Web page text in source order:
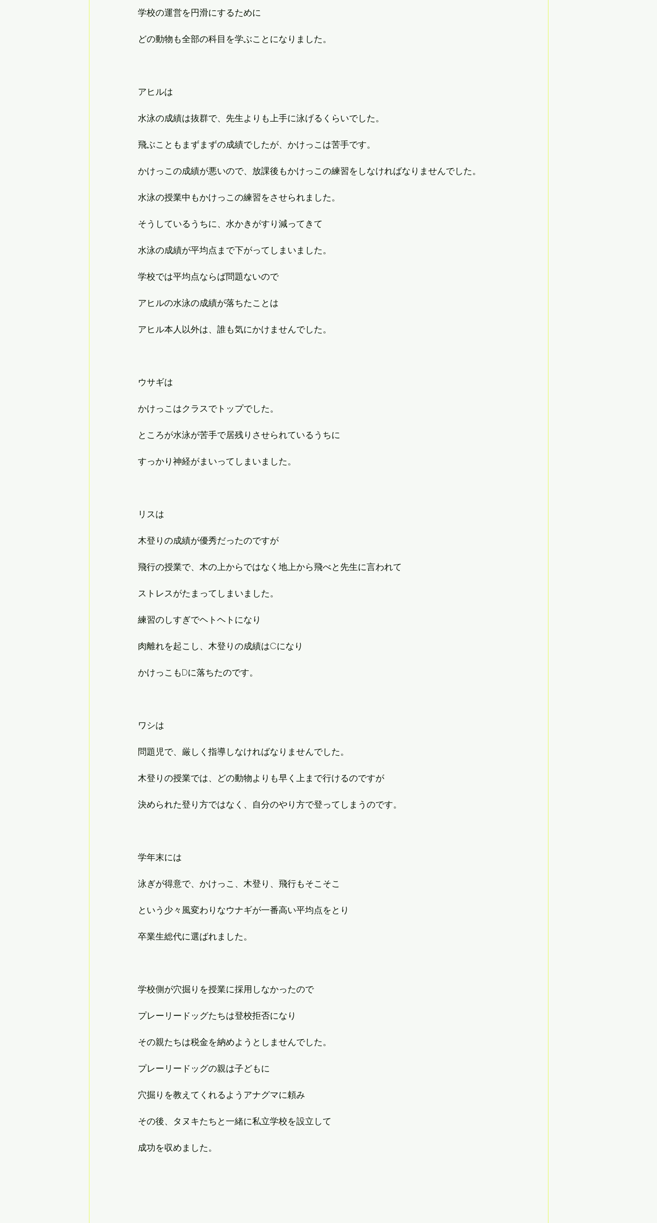
学校の運営を円滑にするために
どの動物も全部の科目を学ぶことになりました。
アヒルは
水泳の成績は抜群で、先生よりも上手に泳げるくらいでした。
飛ぶこともまずまずの成績でしたが、かけっこは苦手です。
かけっこの成績が悪いので、放課後もかけっこの練習をしなければなりませんでした。
水泳の授業中もかけっこの練習をさせられました。
そうしているうちに、水かきがすり減ってきて
水泳の成績が平均点まで下がってしまいました。
学校では平均点ならば問題ないので
アヒルの水泳の成績が落ちたことは
アヒル本人以外は、誰も気にかけませんでした。
ウサギは
かけっこはクラスでトップでした。
ところが水泳が苦手で居残りさせられているうちに
すっかり神経がまいってしまいました。
リスは
木登りの成績が優秀だったのですが
飛行の授業で、木の上からではなく地上から飛べと先生に言われて
ストレスがたまってしまいました。
練習のしすぎでヘトヘトになり
肉離れを起こし、木登りの成績はCになり
かけっこもDに落ちたのです。
ワシは
問題児で、厳しく指導しなければなりませんでした。
木登りの授業では、どの動物よりも早く上まで行けるのですが
決められた登り方ではなく、自分のやり方で登ってしまうのです。
学年末には
泳ぎが得意で、かけっこ、木登り、飛行もそこそこ
という少々風変わりなウナギが一番高い平均点をとり
卒業生総代に選ばれました。
学校側が穴掘りを授業に採用しなかったので
プレーリードッグたちは登校拒否になり
その親たちは税金を納めようとしませんでした。
プレーリードッグの親は子どもに
穴掘りを教えてくれるようアナグマに頼み
その後、タヌキたちと一緒に私立学校を設立して
成功を収めました。